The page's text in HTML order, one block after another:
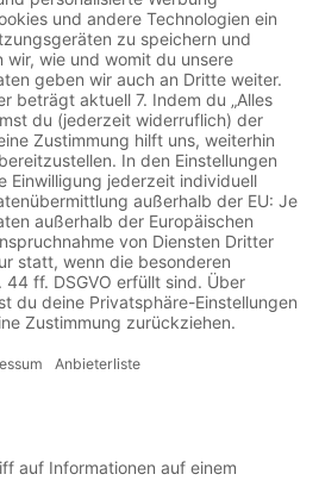
Werder wieder schwer getan, aber
hat uns einen Strich durch die
seiner roten Karte gegen Kapitän